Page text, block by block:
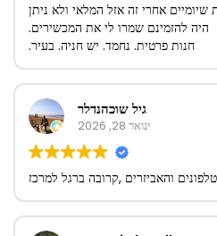
למרות שיומיים אחרי זה אזל המלאי ולא ניתן
היה להזמינם שמרו לי את המכשירים.
חנות פרטית. נחמד. יש חניה. בעיר.
גיל שוכהנדלר
ינואר 28, 2026
והאביזרים ,קרובה ברגל למרכז